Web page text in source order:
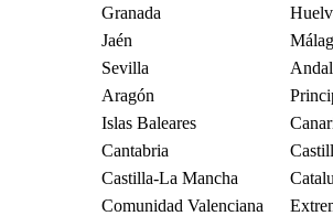
Granada
Jaén
Sevilla
Aragón
Islas Baleares
Cantabria
Castilla-La Mancha
Comunidad Valenciana